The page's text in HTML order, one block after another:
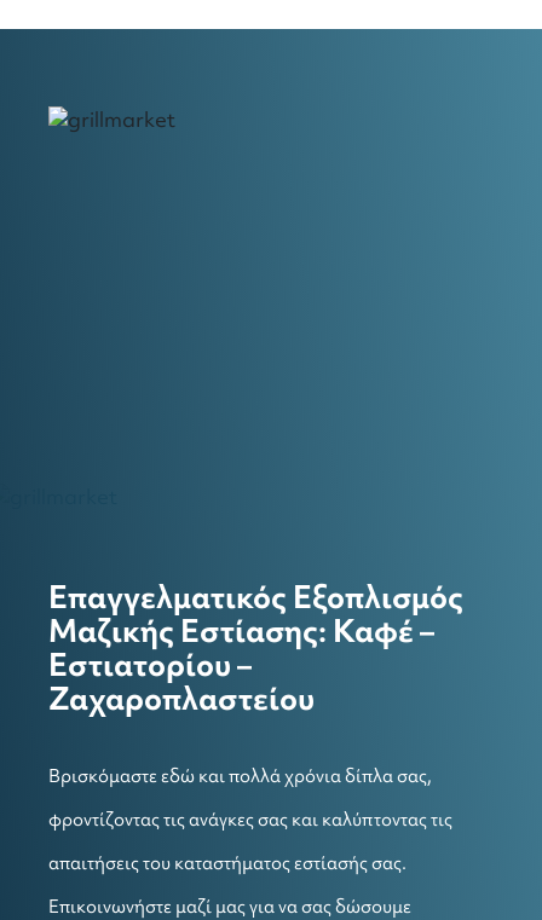
Επαγγελματικός Εξοπλισμός
Μαζικής Εστίασης: Καφέ –
Εστιατορίου –
Ζαχαροπλαστείου
Βρισκόμαστε εδώ και πολλά χρόνια δίπλα σας,
φροντίζοντας τις ανάγκες σας και καλύπτοντας τις
απαιτήσεις του καταστήματος εστίασής σας.
Επικοινωνήστε μαζί μας για να σας δώσουμε